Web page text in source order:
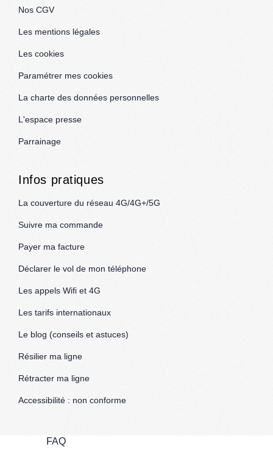
Nos CGV
Les mentions légales
Les cookies
Paramétrer mes cookies
La charte des données personnelles
L'espace presse
Parrainage
Infos pratiques
La couverture du réseau 4G/4G+/5G
Suivre ma commande
Payer ma facture
Déclarer le vol de mon téléphone
Les appels Wifi et 4G
Les tarifs internationaux
Le blog (conseils et astuces)
Résilier ma ligne
Rétracter ma ligne
Accessibilité : non conforme
FAQ